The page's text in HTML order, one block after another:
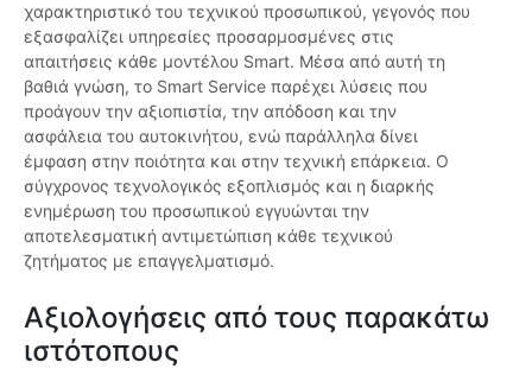
χαρακτηριστικό του τεχνικού προσωπικού, γεγονός που
εξασφαλίζει υπηρεσίες προσαρμοσμένες στις
απαιτήσεις κάθε μοντέλου Smart. Μέσα από αυτή τη
βαθιά γνώση, το Smart Service παρέχει λύσεις που
προάγουν την αξιοπιστία, την απόδοση και την
ασφάλεια του αυτοκινήτου, ενώ παράλληλα δίνει
έμφαση στην ποιότητα και στην τεχνική επάρκεια. Ο
σύγχρονος τεχνολογικός εξοπλισμός και η διαρκής
ενημέρωση του προσωπικού εγγυώνται την
αποτελεσματική αντιμετώπιση κάθε τεχνικού
ζητήματος με επαγγελματισμό.
Αξιολογήσεις από τους παρακάτω
ιστότοπους